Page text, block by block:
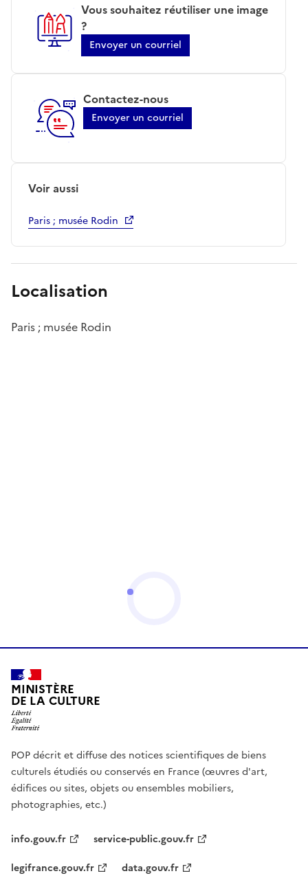
Vous souhaitez réutiliser une image
?
Envoyer un courriel
Contactez-nous
Envoyer un courriel
Voir aussi
Paris ; musée Rodin
Localisation
Paris ; musée Rodin
MINISTÈRE
DE LA CULTURE
POP décrit et diffuse des notices scientifiques de biens
culturels étudiés ou conservés en France (œuvres d'art,
édifices ou sites, objets ou ensembles mobiliers,
photographies, etc.)
info.gouv.fr
service-public.gouv.fr
legifrance.gouv.fr
data.gouv.fr